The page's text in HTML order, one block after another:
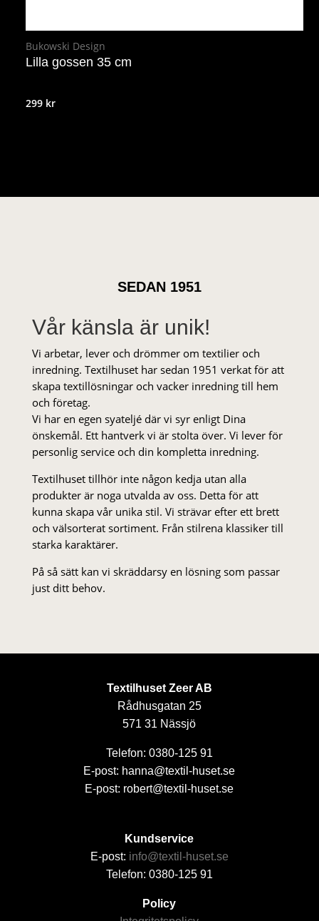
Bukowski Design
Lilla gossen 35 cm
299 kr
SEDAN 1951
Vår känsla är unik!
Vi arbetar, lever och drömmer om textilier och
inredning. Textilhuset har sedan 1951 verkat för att
skapa textillösningar och vacker inredning till hem
och företag.
Vi har en egen syateljé där vi syr enligt Dina
önskemål. Ett hantverk vi är stolta över. Vi lever för
personlig service och din kompletta inredning.
Textilhuset tillhör inte någon kedja utan alla
produkter är noga utvalda av oss. Detta för att
kunna skapa vår unika stil. Vi strä­var efter ett brett
och välsorterat sor­ti­ment. Från stil­rena klas­siker till
starka karaktärer.
På så sätt kan vi skräddarsy en lösning som passar
just ditt behov.
Textilhuset Zeer AB
Rådhusgatan 25
571 31 Nässjö
Telefon: 0380-125 91
E-post: hanna@textil-huset.se
E-post: robert@textil-huset.se
Kundservice
E-post: info@textil-huset.se
Telefon: 0380-125 91
Policy